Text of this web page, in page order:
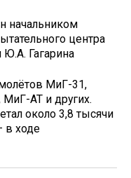
начальником
центра
Гагарина
МиГ-31,
АТ и других.
около 3,8 тысячи
в ходе